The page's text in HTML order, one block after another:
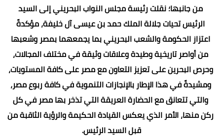
من جانبها؛ نقلت رئيسة مجلس النواب البحريني إلى السيد
الرئيس تحيات جلالة الملك حمد بن عيسى آل خليفة، مؤكدةً
اعتزاز الحكومة والشعب البحريني بما يجمعهما بمصر وشعبها
من أواصر تاريخية وطيدة وعلاقات وثيقة في مختلف المجالات،
وحرص البحرين على تعزيز التعاون مع مصر على كافة المستويات،
ومشيدةً في هذا الإطار بالإنجازات التنموية في كافة ربوع مصر،
والتي تتعانق مع الحضارة العريقة التي تذخر بها مصر في كل
ركن منها، الأمر الذي يعكس القيادة الحكيمة والرؤية الثاقبة من
قبل السيد الرئيس.